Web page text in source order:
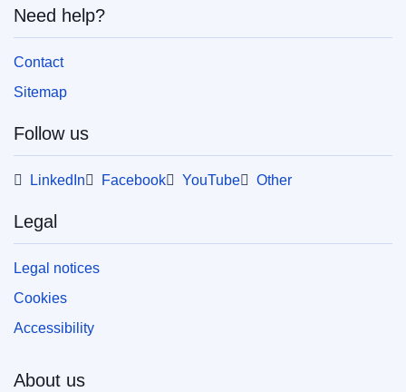
PDF
Released on EU publications website:
(PDF/X). For more information on how to print
to our
Need help?
Contact
Sitemap
Follow us
LinkedIn Facebook YouTube Other
Legal
Legal notices
Cookies
Accessibility
About us